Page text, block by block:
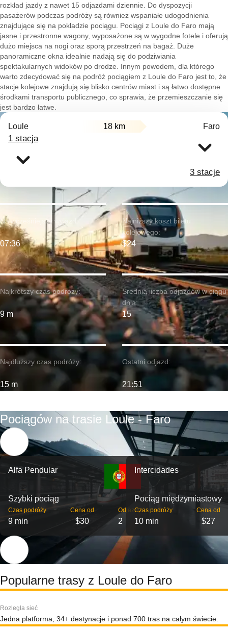
rozkład jazdy z nawet 15 odjazdami dziennie. Do dyspozycji
pasażerów podczas podróży są również wspaniałe udogodnienia
znajdujące się na pokładzie pociągu. Pociągi z Loule do Faro mają
jasne i przestronne wagony, wyposażone są w wygodne fotele i oferują
dużo miejsca na nogi oraz sporą przestrzeń na bagaż. Duże
panoramiczne okna idealnie nadają się do podziwiania
spektakularnych widoków po drodze. Innym powodem, dla którego
warto zdecydować się na podróż pociągiem z Loule do Faro jest to, że
stacje kolejowe znajdują się blisko centrów miast i są łatwo dostępne
środkami transportu publicznego, co sprawia, że przemieszczanie się
jest bardzo łatwe.
Loule 18 km Faro
1 stacja
3 stacje
Najkrótszy czas podróży:
9 m
Najwcześniejszy wyjazd:
07:36
Najdłuższy czas podróży:
15 m
Najniższy koszt biletu
kolejowego:
$24
Średnia liczba odjazdów w ciągu
dnia:
15
Ostatni odjazd:
21:51
Pociągów na trasie Loule - Faro
Alfa Pendular
Szybki pociąg
Czas podróży
9 min
Cena od
$30
Odjazdy
2
Intercidades
Pociąg międzymiastowy
Czas podróży
10 min
Cena od
$27
Popularne trasy z Loule do Faro
Rozległa sieć
Jedna platforma, 34+ destynacje i ponad 700 tras na całym świecie.